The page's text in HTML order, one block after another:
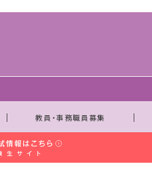
｜ 教員・事務職員募集 ｜
｜ お問い合わせ窓口一覧
｜ 個人情報保護規程